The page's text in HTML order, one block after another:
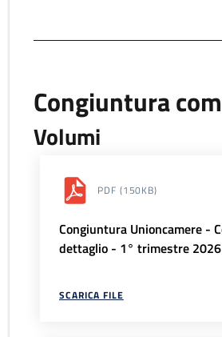
Congiuntura
Volumi
PDF (150KB)
Congiuntura Unioncamere -
dettaglio - 1° trimestre 2026
SCARICA FILE